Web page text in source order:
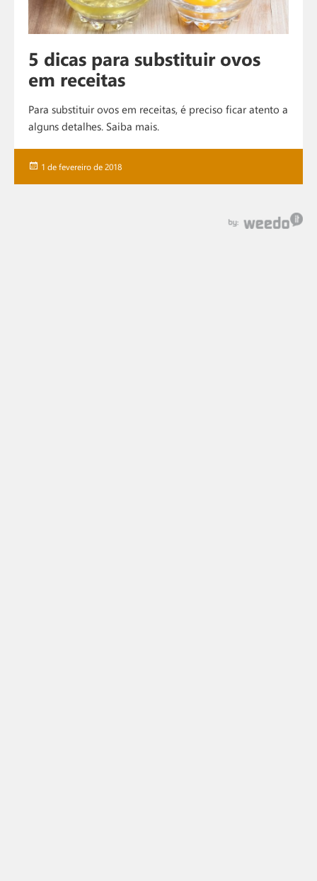
5 dicas para substituir ovos
em receitas
Para substituir ovos em receitas, é preciso ficar atento a
alguns detalhes. Saiba mais.
Publicado
1 de fevereiro de 2018